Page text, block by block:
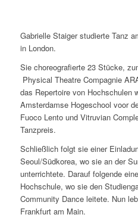
Gabrielle Staiger studierte Tanz
in London.
Sie choreografierte 23 Stücke,
Physical Theatre Compagnie
das Repertoire von Hochschulen
Amsterdamse Hogeschool voor
Fuoco Lento und Vitruvian
Tanzpreis.
Schließlich folgt sie einer
Seoul/Südkorea, wo sie an der
unterrichtete. Darauf folgende
Hochschule, wo sie den
Community Dance leitete. Nun
Frankfurt am Main.